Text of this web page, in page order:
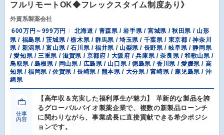
フルリモートOK◆フレックスタイム制度あり》
外資系製薬会社
600万円～999万円
北海道 / 青森県 / 岩手県 / 宮城県 / 秋田県 / 山形
県 / 福島県 / 茨城県 / 栃木県 / 群馬県 / 埼玉県 / 千葉県 / 東京都 / 神奈川
県 / 新潟県 / 富山県 / 石川県 / 福井県 / 山梨県 / 長野県 / 岐阜県 / 静岡県
/ 愛知県 / 三重県 / 滋賀県 / 京都府 / 大阪府 / 兵庫県 / 奈良県 / 和歌山県 /
鳥取県 / 島根県 / 岡山県 / 広島県 / 山口県 / 徳島県 / 香川県 / 愛媛県 / 高
知県 / 福岡県 / 佐賀県 / 長崎県 / 熊本県 / 大分県 / 宮崎県 / 鹿児島県 / 沖
縄県
仕事
内容
【高年収＆充実した福利厚生が魅力】 革新的な製品を誇
るグローバルバイオ製薬企業で、複数の新製品ローンチ
に関わりながら、事業成長に直接貢献できる希少ポジシ
ョンです。